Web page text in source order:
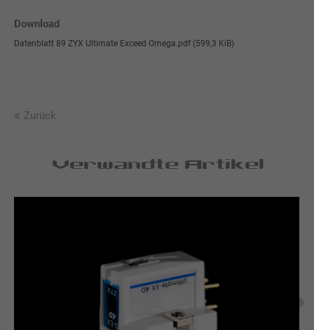
Download
Datenblatt 89 ZYX Ultimate Exceed Omega.pdf (599,3 KiB)
Zurück
Verwandte Artikel